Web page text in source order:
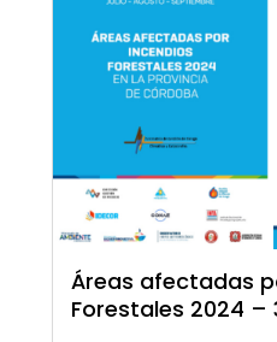
Áreas afectadas
Forestales 2024 –